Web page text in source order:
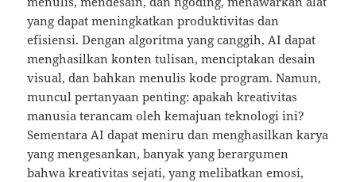
yang dapat meningkatkan produktivitas dan
efisiensi. Dengan algoritma yang canggih, AI dapat
menghasilkan konten tulisan, menciptakan desain
visual, dan bahkan menulis kode program. Namun,
muncul pertanyaan penting: apakah kreativitas
manusia terancam oleh kemajuan teknologi ini?
Sementara AI dapat meniru dan menghasilkan karya
yang mengesankan, banyak yang berargumen
bahwa kreativitas sejati, yang melibatkan emosi,